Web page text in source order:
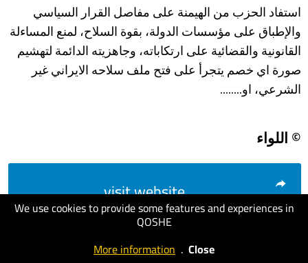
We use cookies to provide some features and experiences in
QOSHE
More information . Close
استفاد الحزب من الهيمنة على مفاصل القرار السياسي
والإطباق على مؤسسات الدولة، بقوة السلاح، لمنع المساءلة
القانونية والقضائية على ارتكاباته، وجاهزيته الدائمة لتهشيم
صورة اي خصم يتجرأ على فتح ملف سلاحه الايراني غير
الشرعي، او........
© اللواء
visit website